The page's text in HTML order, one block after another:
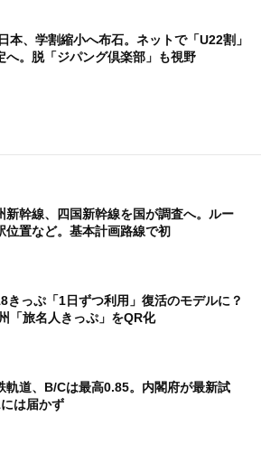
本、学割縮小へ布石。ネットで「U22割」
へ。脱「ジパング倶楽部」も視野
新幹線、四国新幹線を国が調査へ。ルー
位置など。基本計画路線で初
きっぷ「1日ずつ利用」復活のモデルに？
「旅名人きっぷ」をQR化
軌道、B/Cは最高0.85。内閣府が最新試
は届かず